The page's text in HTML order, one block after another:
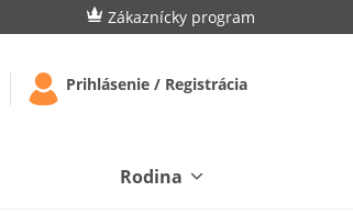
Zákaznícky program
Prihlásenie / Registrácia
Rodina